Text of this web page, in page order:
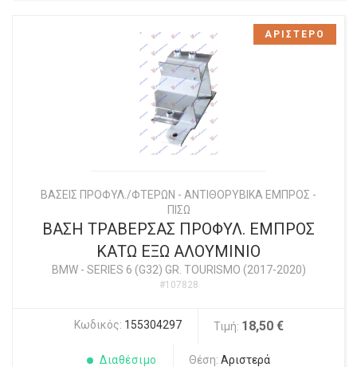
ΒΑΣΕΙΣ ΠΡΟΦΥΛ./ΦΤΕΡΩΝ - ΑΝΤΙΘΟΡΥΒΙΚΑ ΕΜΠΡΟΣ -
ΠΙΣΩ
ΒΑΣΗ ΤΡΑΒΕΡΣΑΣ ΠΡΟΦΥΛ. ΕΜΠΡΟΣ
ΚΑΤΩ ΕΞΩ ΑΛΟΥΜΙΝΙΟ
BMW- SERIES 6 (G32) GR. TOURISMO (2017-2020)
#107828
Κωδικός: 155304297 Τιμή: 18,50 €
Διαθέσιμο Θέση: Αριστερά
ΑΡΙΣΤΕΡΟ